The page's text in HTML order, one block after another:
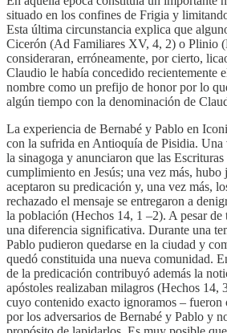
situado en los confines de Frigia y
Esta última circunstancia explica que
Cicerón (Ad Familiares XV, 4, 2) o Plinio
consideraran, erróneamente, por cierto,
Claudio le había concedido recientemente
nombre como un prefijo de honor por lo
algún tiempo con la denominación de
La experiencia de Bernabé y Pablo en
con la sufrida en Antioquía de Pisidia. Una
la sinagoga y anunciaron que las
cumplimiento en Jesús; una vez más,
aceptaron su predicación y, una vez más,
rechazado el mensaje se entregaron a
la población (Hechos 14, 1 –2). A pesar
una diferencia significativa. Durante una
Pablo pudieron quedarse en la ciudad y
quedó constituida una nueva comunidad.
de la predicación contribuyó además la
apóstoles realizaban milagros (Hechos 14,
cuyo contenido exacto ignoramos – fueron
por los adversarios de Bernabé y Pablo y